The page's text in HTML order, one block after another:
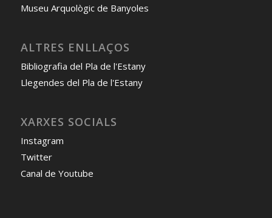
Museu Arquològic de Banyoles
ALTRES ENLLAÇOS
Bibliografia del Pla de l'Estany
Llegendes del Pla de l'Estany
XARXES SOCIALS
Instagram
Twitter
Canal de Youtube